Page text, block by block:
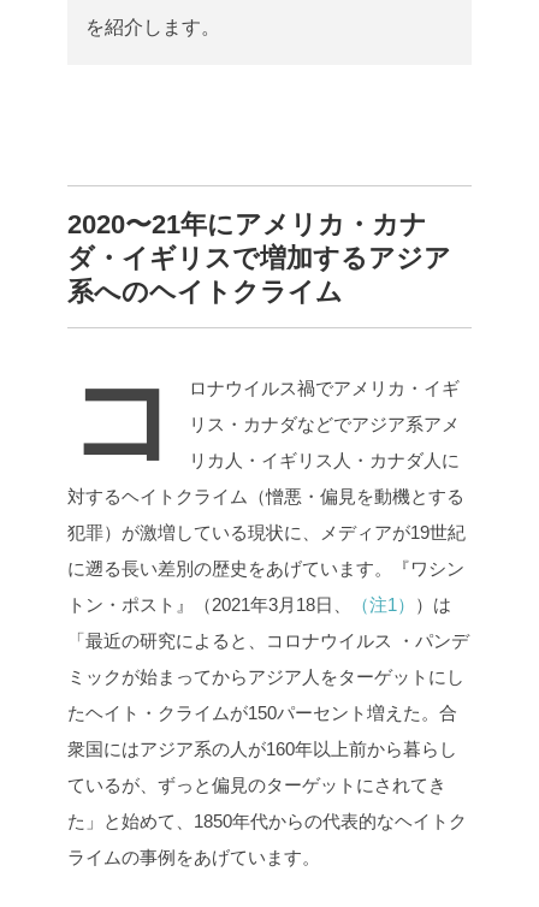
を紹介します。
2020〜21年にアメリカ・カナ
ダ・イギリスで増加するアジア
系へのヘイトクライム
コ
ロナウイルス禍でアメリカ・イギ
リス・カナダなどでアジア系アメ
リカ人・イギリス人・カナダ人に
対するヘイトクライム（憎悪・偏見を動機とする
犯罪）が激増している現状に、メディアが19世紀
に遡る長い差別の歴史をあげています。『ワシン
トン・ポスト』（2021年3月18日、
（注1）
）は
「最近の研究によると、コロナウイルス ・パンデ
ミックが始まってからアジア人をターゲットにし
たヘイト・クライムが150パーセント増えた。合
衆国にはアジア系の人が160年以上前から暮らし
ているが、ずっと偏見のターゲットにされてき
た」と始めて、1850年代からの代表的なヘイトク
ライムの事例をあげています。